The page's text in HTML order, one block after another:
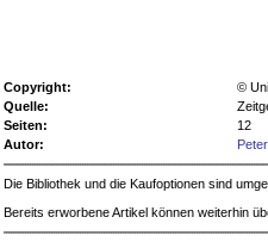
Copyright:
©
Quelle:
Seiten:
12
Autor:
Die Bibliothek und die Kaufoptionen sind
Bereits erworbene Artikel können weiterhin